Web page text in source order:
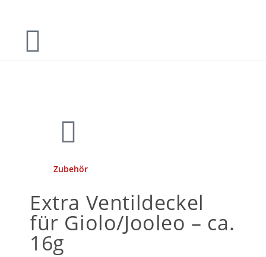
Zubehör
Extra Ventildeckel
für Giolo/Jooleo – ca.
16g